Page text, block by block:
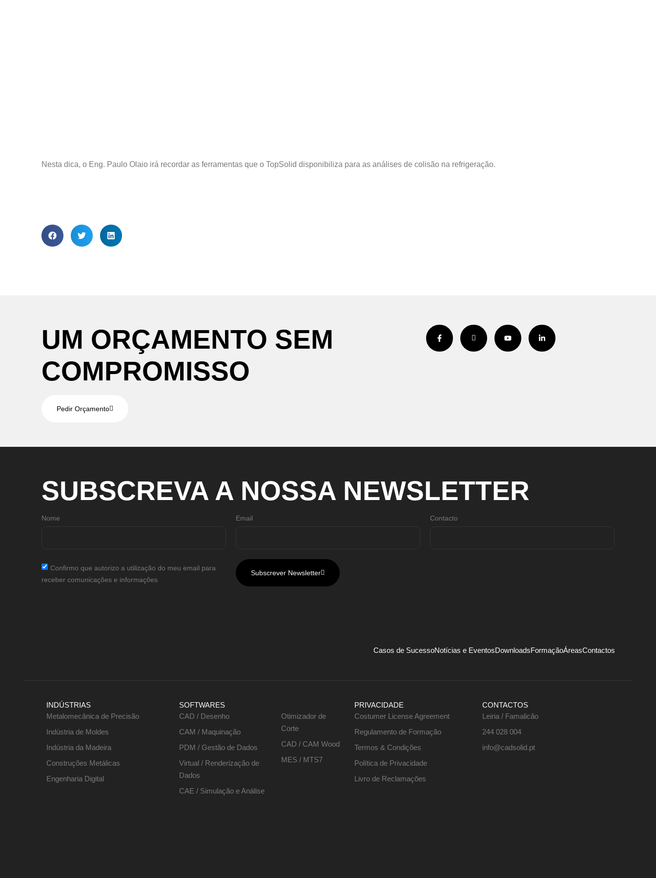
Nesta dica, o Eng. Paulo Olaio irá recordar as ferramentas que o TopSolid disponibiliza para as análises de colisão na refrigeração.
UM ORÇAMENTO SEM
COMPROMISSO
Pedir Orçamento
SUBSCREVA A NOSSA NEWSLETTER
Nome Email Contacto
Confirmo que autorizo a utilização do meu email para
receber comunicações e informações
Subscrever Newsletter
Casos de SucessoNotícias e EventosDownloadsFormaçãoÁreasContactos
INDÚSTRIAS
Metalomecânica de Precisão
Indústria de Moldes
Indústria da Madeira
Construções Metálicas
Engenharia Digital
SOFTWARES
CAD / Desenho
CAM / Maquinação
PDM / Gestão de Dados
Virtual / Renderização de
Dados
CAE / Simulação e Análise
Otimizador de
Corte
CAD / CAM Wood
MES / MTS7
PRIVACIDADE
Costumer License Agreement
Regulamento de Formação
Termos & Condições
Política de Privacidade
Livro de Reclamações
CONTACTOS
Leiria / Famalicão
244 028 004
info@cadsolid.pt